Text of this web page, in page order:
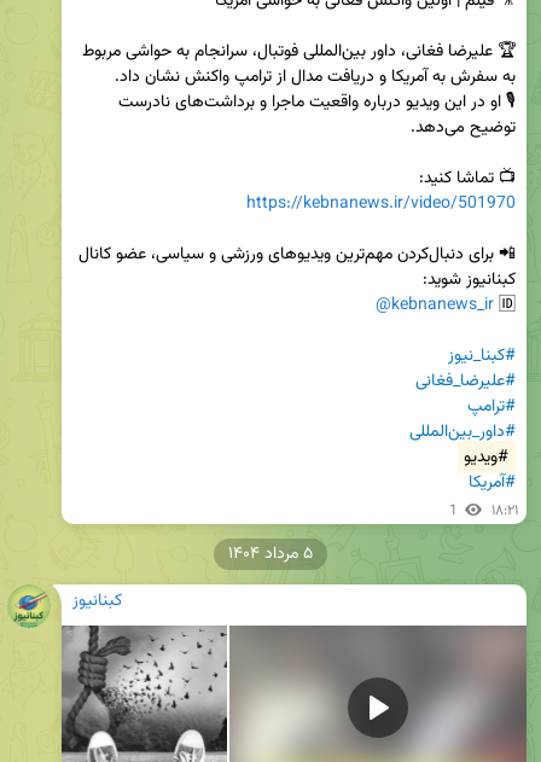
📺 تماشا کنید:
https://kebnanews.ir/video/501970
🆔
@kebnanews_ir
#کبنا_نیوز
#علیرضا_فغانی
#ترامپ
#داور_بین‌المللی
#ویدیو
#آمریکا
1 ۱۸:۲۱
کبنانیوز
۵ مرداد ۱۴۰۴